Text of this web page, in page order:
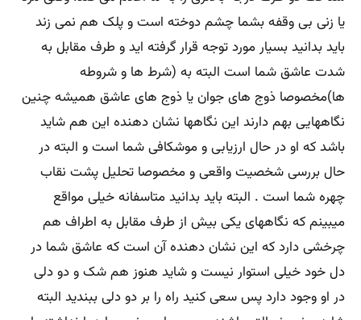
یا زنی بی وقفه بشما چشم دوخته است و پلک هم نمی زند
باید بدانید بسیار مورد توجه قرار گرفته اید و طرف مقابل به
شدت عاشق شما است البته به (شرط ها و شروطه
ها)مخصوصا ذوج های جوان یا ذوج های عاشق همیشه چنین
نگاههایی بهم دارند این نگاهها نشان دهنده این هم شاید
باشد که او در حال ارزیابی و موشکافی شما است و البته در
حال بررسی شخصیت واقعی و مخصوصا تحلیل پشت نقاب
چهره شما است . البته باید بدانید متاسفانه خیلی مواقع
میبینم که نگاههای یکی بیش از طرف مقابل به اطراف هم
چرخشی دارد که این نشان دهنده آن است که عاشق شما در
دل خود خیلی استوار نیست و شاید هنوز هم شک و دو دلی
در او وجود دارد پس سعی کنید راه را بر دو دلی ببندید البته